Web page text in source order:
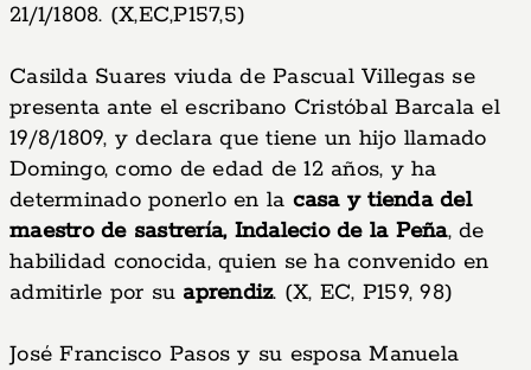
21/1/1808. (X,EC,P157,5)
Casilda Suares viuda de Pascual Villegas se
presenta ante el escribano Cristóbal Barcala el
19/8/1809, y declara que tiene un hijo llamado
Domingo, como de edad de 12 años, y ha
determinado ponerlo en la casa y tienda del
maestro de sastrería, Indalecio de la Peña, de
habilidad conocida, quien se ha convenido en
admitirle por su aprendiz. (X, EC, P159, 98)
José Francisco Pasos y su esposa Manuela